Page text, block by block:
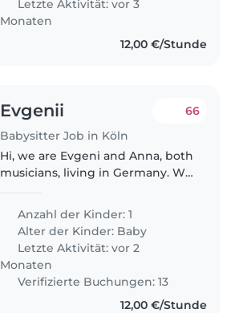
und einladender..
Letzte Aktivität: vor 3
Monaten
12,00 €/Stunde
Evgenii
Babysitter Job in Köln
66
Hi, we are Evgeni and Anna, both
musicians, living in Germany. We
our daughter (13months) when
we are on tour in Netherlands in
December. She is quiet..
Anzahl der Kinder: 1
Alter der Kinder: Baby
Letzte Aktivität: vor 2
Monaten
Verifizierte Buchungen: 13
12,00 €/Stunde